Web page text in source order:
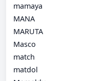
mamaya
MANA
MARUTA
Masco
match
matdol